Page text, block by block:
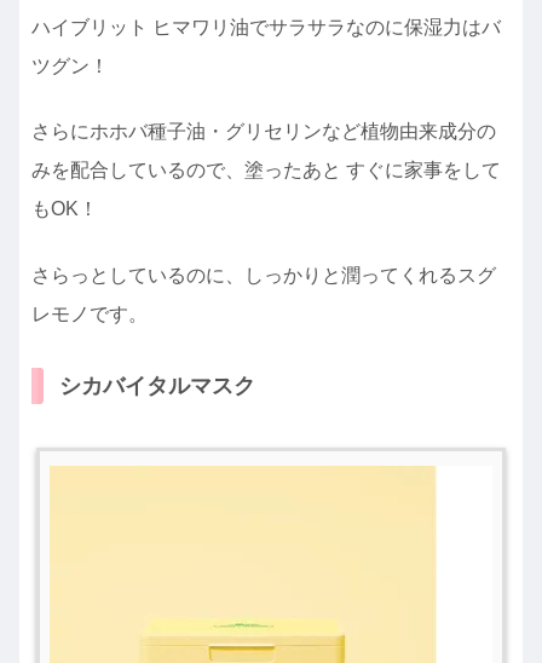
ハイブリット ヒマワリ油でサラサラなのに保湿力はバ
ツグン！
さらにホホバ種子油・グリセリンなど植物由来成分の
みを配合しているので、塗ったあと すぐに家事をして
もOK！
さらっとしているのに、しっかりと潤ってくれるスグ
レモノです。
シカバイタルマスク